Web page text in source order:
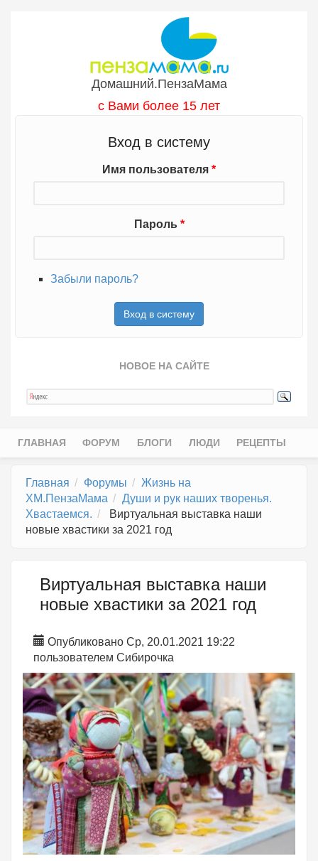
Домашний.ПензаМама
с Вами более 15 лет
Вход в систему
Имя пользователя *
Пароль *
Забыли пароль?
НОВОЕ НА САЙТЕ
Главное меню
ГЛАВНАЯ ФОРУМ БЛОГИ ЛЮДИ РЕЦЕПТЫ
Главная Форумы
Жизнь на
ХМ.ПензаМама
Души и рук наших творенья.
Хвастаемся.
Виртуальная выставка наши
новые хвастики за 2021 год
Виртуальная выставка наши
новые хвастики за 2021 год
Опубликовано Ср, 20.01.2021 19:22
пользователем Сибирочка